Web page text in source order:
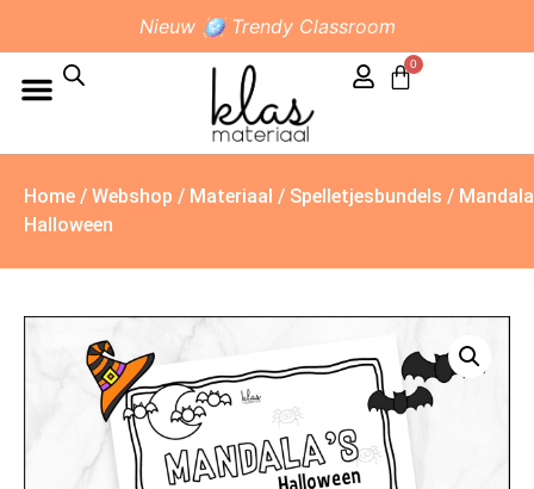
Nieuw 🪩 Trendy Classroom
0
Home / Webshop / Materiaal / Spelletjesbundels /
Halloween